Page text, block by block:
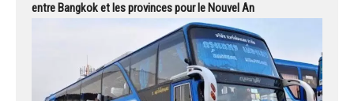
entre Bangkok et les provinces pour le Nouvel An